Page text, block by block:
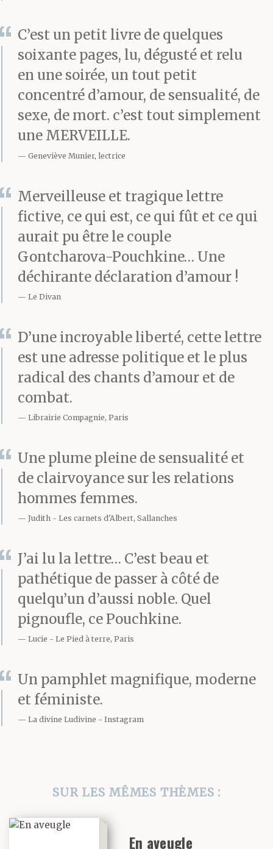
appris
amoureusement ? Que
sais-tu de la joie des
sensations immenses
que donnent la bouche
et les mains d’un être
aimé ? Que sais-tu de la
vénération pour le
corps d’une personne
que l’on aime si fort que
l’estime et le désir se
violemment ?
Tu ne savais pas que
c’était mon désir qui
t’aurait apporté la joie.
Tu ne t’es pas soucié de
moi ou, du moins, tu
t’es occupé de moi
comme un homme
s’occupe de ses biens : il
faut en jouir et les
conserver près de soi.
regarder en moi ? Tu ne
te privais pas
d’observer mon corps,
que nous étions seuls et
robes et les jetais à
C’est un petit livre de quelques
soixante pages, lu, dégusté et relu
en une soirée, un tout petit
concentré d’amour, de sensualité, de
sexe, de mort. c’est tout simplement
une MERVEILLE.
Geneviève Munier, lectrice
Merveilleuse et tragique lettre
fictive, ce qui est, ce qui fût et ce qui
aurait pu être le couple
Gontcharova-Pouchkine… Une
déchirante déclaration d’amour !
Le Divan
D’une incroyable liberté, cette lettre
est une adresse politique et le plus
radical des chants d’amour et de
combat.
Librairie Compagnie, Paris
Une plume pleine de sensualité et
de clairvoyance sur les relations
hommes femmes.
Judith Les carnets d'Albert, Sallanches
J’ai lu la lettre… C’est beau et
pathétique de passer à côté de
quelqu’un d’aussi noble. Quel
pignoufle, ce Pouchkine.
Lucie Le Pied à terre, Paris
Un pamphlet magnifique, moderne
et féministe.
La divine Ludivine Instagram
SUR LES MÊMES THÈMES :
En aveugle